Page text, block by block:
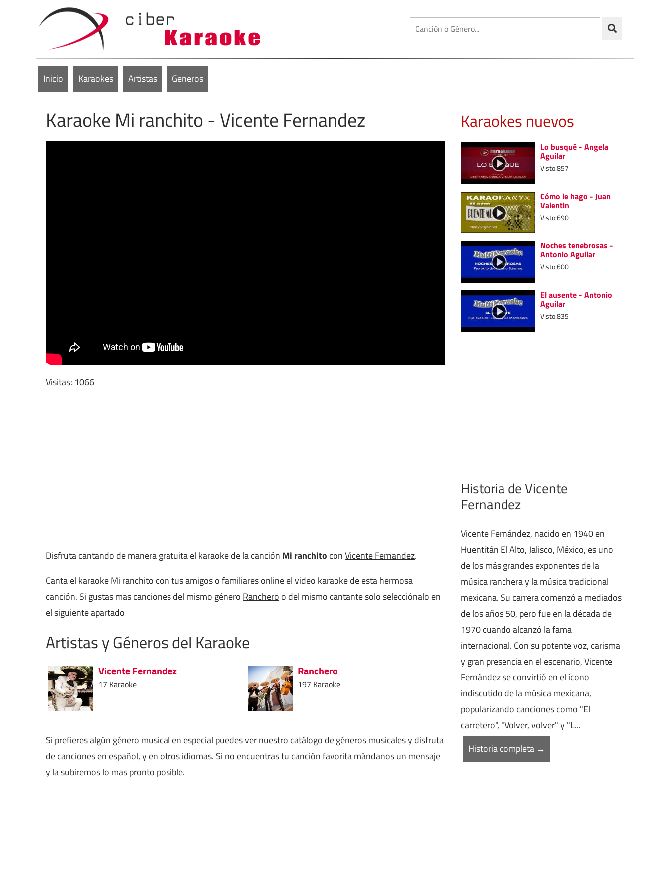
Inicio Karaokes Artistas Generos
Karaoke Mi ranchito - Vicente Fernandez
Visitas: 1066
Disfruta cantando de manera gratuita el karaoke de la canción Mi ranchito conVicente Fernandez.
Canta el karaoke Mi ranchito con tus amigos o familiares online el video karaoke de esta hermosa
canción. Si gustas mas canciones del mismo género Ranchero o del mismo cantante solo selecciónalo en
el siguiente apartado
Artistas y Géneros del Karaoke
Vicente Fernandez
17 Karaoke
Ranchero
197 Karaoke
Si prefieres algún género musical en especial puedes ver nuestro catálogo de géneros musicalesy disfruta
de canciones en español, y en otros idiomas. Si no encuentras tu canción favoritamándanos un mensaje
y la subiremos lo mas pronto posible.
Karaokes nuevos
Lo busqué - Angela
Aguilar
Visto:857
Cómo le hago - Juan
Valentin
Visto:690
Noches tenebrosas -
Antonio Aguilar
Visto:600
El ausente - Antonio
Aguilar
Visto:835
Historia de Vicente
Fernandez
Vicente Fernández, nacido en 1940 en
Huentitán El Alto, Jalisco, México, es uno
de los más grandes exponentes de la
música ranchera y la música tradicional
mexicana. Su carrera comenzó a mediados
de los años 50, pero fue en la década de
1970 cuando alcanzó la fama
internacional. Con su potente voz, carisma
y gran presencia en el escenario, Vicente
Fernández se convirtió en el ícono
indiscutido de la música mexicana,
popularizando canciones como "El
carretero", "Volver, volver" y "L...
Historia completa →